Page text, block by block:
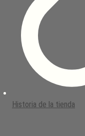
Historia de la tienda